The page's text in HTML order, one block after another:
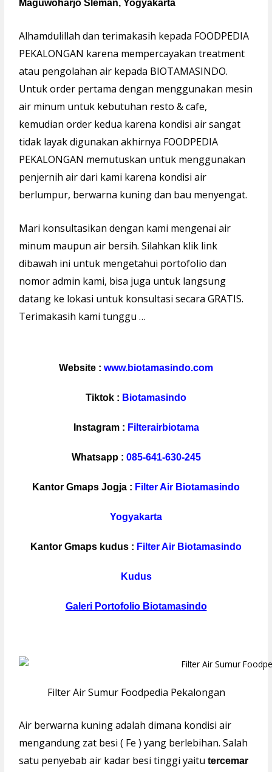
Maguwoharjo Sleman, Yogyakarta
Alhamdulillah dan terimakasih kepada FOODPEDIA
PEKALONGAN karena mempercayakan treatment
atau pengolahan air kepada BIOTAMASINDO.
Untuk order pertama dengan menggunakan mesin
air minum untuk kebutuhan resto & cafe,
kemudian order kedua karena kondisi air sangat
tidak layak digunakan akhirnya FOODPEDIA
PEKALONGAN memutuskan untuk menggunakan
penjernih air dari kami karena kondisi air
berlumpur, berwarna kuning dan bau menyengat.
Mari konsultasikan dengan kami mengenai air
minum maupun air bersih. Silahkan klik link
dibawah ini untuk mengetahui portofolio dan
nomor admin kami, bisa juga untuk langsung
datang ke lokasi untuk konsultasi secara GRATIS.
Terimakasih kami tunggu …
Website : www.biotamasindo.com
Tiktok : Biotamasindo
Instagram : Filterairbiotama
Whatsapp : 085-641-630-245
Kantor Gmaps Jogja : Filter Air Biotamasindo
Yogyakarta
Kantor Gmaps kudus : Filter Air Biotamasindo
Kudus
Galeri Portofolio Biotamasindo
Filter Air Sumur Foodpedia Pekalongan
Air berwarna kuning adalah dimana kondisi air
mengandung zat besi ( Fe ) yang berlebihan. Salah
satu penyebab air kadar besi tinggi yaitutercemar